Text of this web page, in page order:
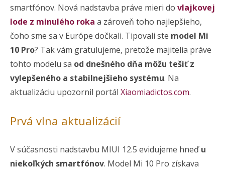
smartfónov. Nová nadstavba práve mieri do vlajkovej
lode z minulého roka a zároveň toho najlepšieho,
čoho sme sa v Európe dočkali. Tipovali ste model Mi
10 Pro? Tak vám gratulujeme, pretože majitelia práve
tohto modelu sa od dnešného dňa môžu tešiť z
vylepšeného a stabilnejšieho systému. Na
aktualizáciu upozornil portál Xiaomiadictos.com.
Prvá vlna aktualizácií
V súčasnosti nadstavbu MIUI 12.5 evidujeme hneďu
niekoľkých smartfónov. Model Mi 10 Pro získava